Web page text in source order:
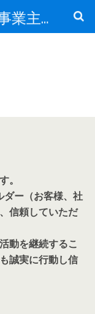
中小零細企業・個人事業主の経営サポート
。
ダー（お客様、社
信頼していただ
動を継続するこ
誠実に行動し信